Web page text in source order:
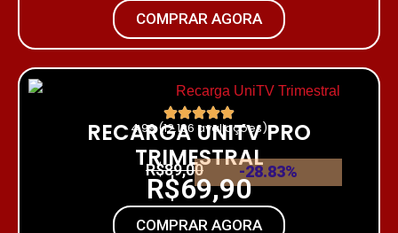
COMPRAR AGORA
4.99 (12.196 avaliações)
RECARGA UNITV PRO
TRIMESTRAL
R$89,00 -28.83%
R$69,90
COMPRAR AGORA